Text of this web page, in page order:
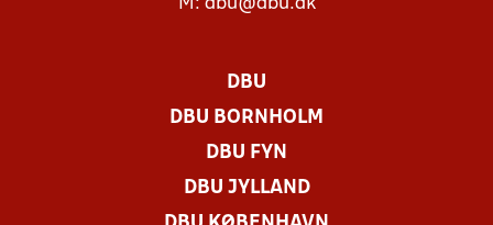
M: dbu@dbu.dk
DBU
DBU BORNHOLM
DBU FYN
DBU JYLLAND